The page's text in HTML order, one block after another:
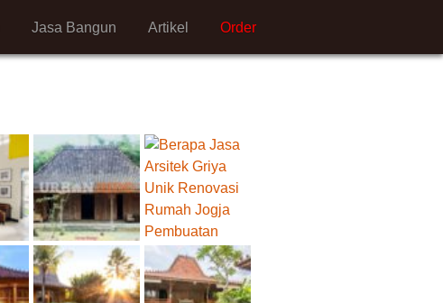
Order
Artikel
Jasa Bangun